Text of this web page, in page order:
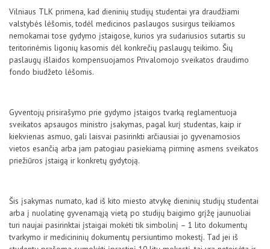
Vilniaus TLK primena, kad dieninių studijų studentai yra draudžiami
valstybės lėšomis, todėl medicinos paslaugos susirgus teikiamos
nemokamai tose gydymo įstaigose, kurios yra sudariusios sutartis su
teritorinėmis ligonių kasomis dėl konkrečių paslaugų teikimo. Šių
paslaugų išlaidos kompensuojamos Privalomojo sveikatos draudimo
fondo biudžeto lėšomis.
Gyventojų prisirašymo prie gydymo įstaigos tvarką reglamentuoja
sveikatos apsaugos ministro įsakymas, pagal kurį studentas, kaip ir
kiekvienas asmuo, gali laisvai pasirinkti arčiausiai jo gyvenamosios
vietos esančią arba jam patogiau pasiekiamą pirminę asmens sveikatos
priežiūros įstaigą ir konkretų gydytoją.
Šis įsakymas numato, kad iš kito miesto atvykę dieninių studijų studentai
arba į nuolatinę gyvenamąją vietą po studijų baigimo grįžę jaunuoliai
turi naujai pasirinktai įstaigai mokėti tik simbolinį – 1 lito dokumentų
tvarkymo ir medicininių dokumentų persiuntimo mokestį. Tad jei iš